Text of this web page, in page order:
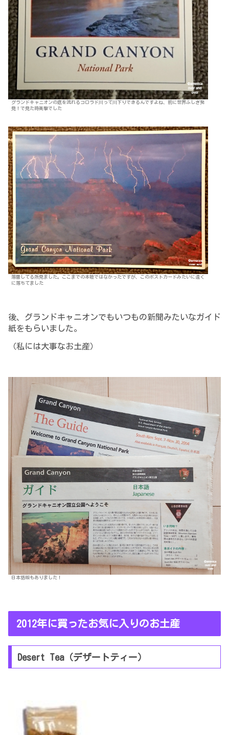
グランドキャニオンの底を流れるコロラド川って川下りできるんですよね、前に世界ふしぎ発
見！で見た時衝撃でした
落雷してる所見ました。ここまでの本数ではなかったですが、このポストカードみたいに遠く
に落ちてました
後、グランドキャニオンでもいつもの新聞みたいなガイド
紙をもらいました。
（私には大事なお土産）
日本語版もありました！
2012年に買ったお気に入りのお土産
Desert Tea（デザートティー）